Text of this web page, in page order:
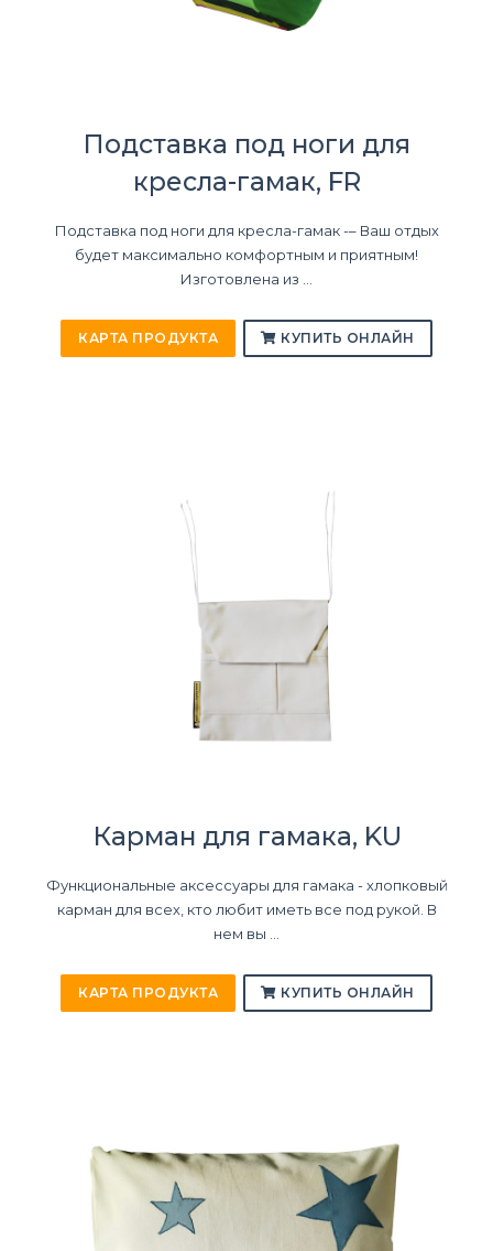
Подставка под ноги для
кресла-гамак, FR
Подставка под ноги для кресла-гамак -– Ваш отдых
будет максимально комфортным и приятным!
Изготовлена из ...
КАРТА ПРОДУКТА КУПИТЬ ОНЛАЙН
Карман для гамака, KU
Функциональные аксессуары для гамака - хлопковый
карман для всех, кто любит иметь все под рукой. В
нем вы ...
КАРТА ПРОДУКТА КУПИТЬ ОНЛАЙН